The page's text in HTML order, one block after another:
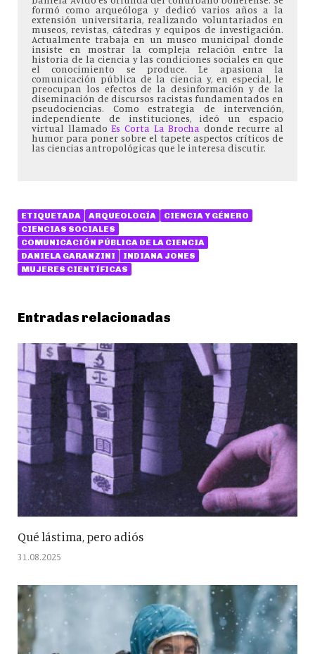
formó como arqueóloga y dedicó varios años a la
extensión universitaria, realizando voluntariados en
museos, revistas, cátedras y equipos de investigación.
Actualmente trabaja en un museo municipal donde
insiste en mostrar la compleja relación entre la
historia de la ciencia y las condiciones sociales en que
el conocimiento se produce. Le apasiona la
comunicación pública de la ciencia y, en especial, le
preocupan los efectos de la desinformación y de la
diseminación de discursos racistas fundamentados en
pseudociencias. Como estrategia de intervención,
independiente de instituciones, ideó un espacio
virtual llamadoEs Corta La Brocha donde recurre al
humor para poner sobre el tapete aspectos críticos de
las ciencias antropológicas que le interesa discutir.
ETIQUETADA ARQUEOLOGÍA
CIENCIA Y GÉNERO
CIENCIAS SOCIALES
COMUNICACIÓN PÚBLICA DE LA CIENCIA
DANIELA GARANZINI
INDIANA JONES
MUJERES CIENTÍFICAS
Entradas relacionadas
Qué lástima, pero adiós
31.08.2025